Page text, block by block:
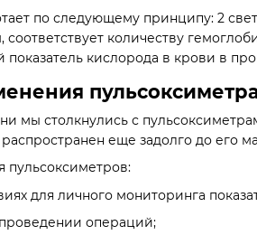
по следующему принципу: 2
количеству
показатель кислорода в крови в
мы столкнулись с
еще задолго до его
пульсоксиметров:
для личного мониторинга
операций;